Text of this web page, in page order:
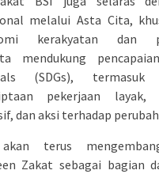
melalui Asta Cita,
kerakyatan dan
mendukung
(SDGs), termasuk
pekerjaan layak,
dan aksi terhadap
terus
Zakat sebagai bagian